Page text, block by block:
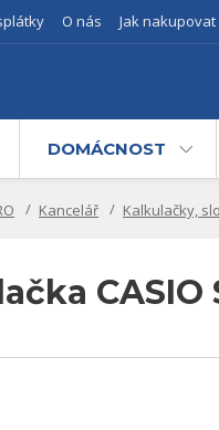
O nás Jak nakupovat
DOMÁCNOST
Kancelář Kalkulačky,
CASIO